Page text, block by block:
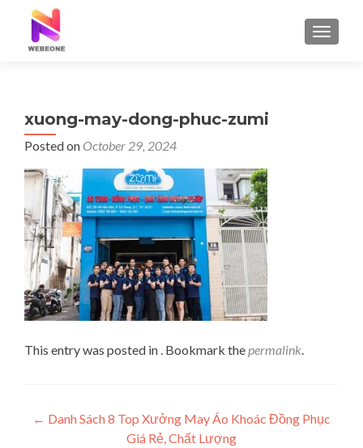
xuong-may-dong-phuc-zumi
Posted on October 29, 2024
This entry was posted in . Bookmark thepermalink.
Post navigation
← Danh Sách 8 Top Xưởng May Áo Khoác Đồng Phục
Giá Rẻ, Chất Lượng